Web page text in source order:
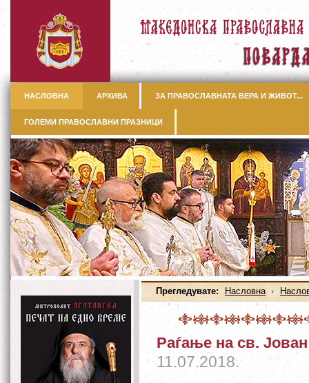
НАСЛОВНА АРХИВА ЗА ПРАВОСЛАВНАТА ВЕРА И ЖИВОТ...
ГОЛЕМИ ПРАВОСЛАВНИ ПРАЗНИЦИ
Прегледувате: Насловна
Раѓање на св.
11.07.2018.